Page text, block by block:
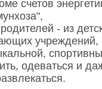
счетов
- из
учреждений,
одеваться и